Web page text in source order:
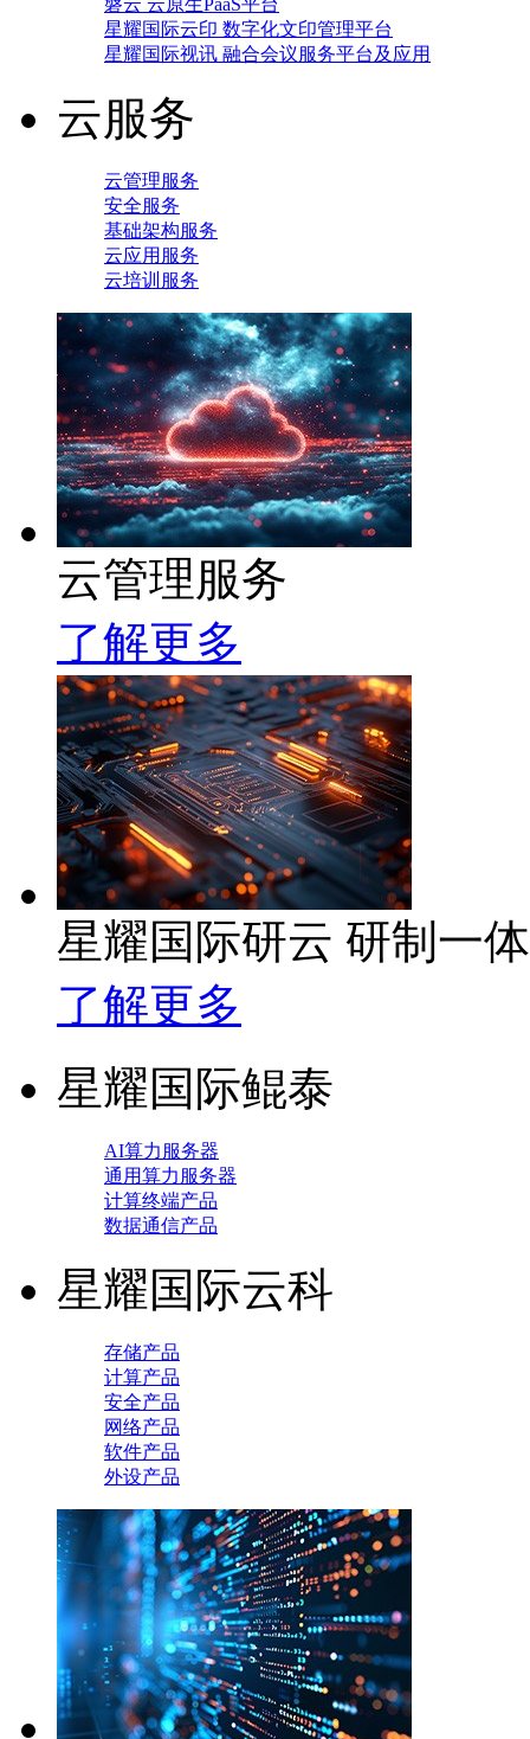
磐云 云原生PaaS平台
星耀国际云印 数字化文印管理平台
星耀国际视讯 融合会议服务平台及应用
云服务
云管理服务
安全服务
基础架构服务
云应用服务
云培训服务
云管理服务
了解更多
星耀国际研云 研制一
了解更多
星耀国际鲲泰
AI算力服务器
通用算力服务器
计算终端产品
数据通信产品
星耀国际云科
存储产品
计算产品
安全产品
网络产品
软件产品
外设产品